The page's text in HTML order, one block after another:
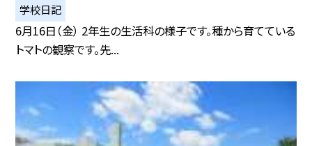
学校日記
6月16日（金） 2年生の生活科の様子です。種から育てている
トマトの観察です。先...